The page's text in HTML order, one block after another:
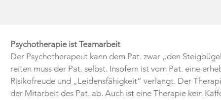
Psychotherapie ist Teamarbeit
Der Psychotherapeut kann dem Pat. zwar „den
reiten muss der Pat. selbst. Insofern ist vom Pat. eine
Risikofreude und „Leidensfähigkeit“ verlangt. Der
der Mitarbeit des Pat. ab. Auch ist eine Therapie kein